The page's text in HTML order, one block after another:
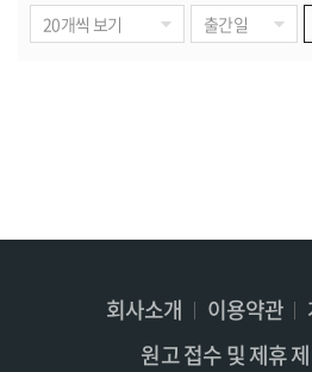
회사소개 이용약관
원고 접수 및 제휴